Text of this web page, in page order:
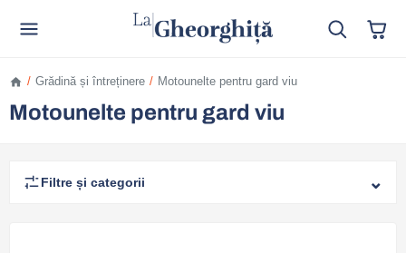
/ Grădină și întreținere / Motounelte pentru gard viu
Motounelte pentru gard viu
Filtre și categorii ⌄